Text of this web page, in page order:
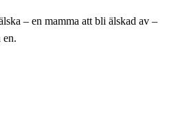
– en mamma att bli älskad av –
en.